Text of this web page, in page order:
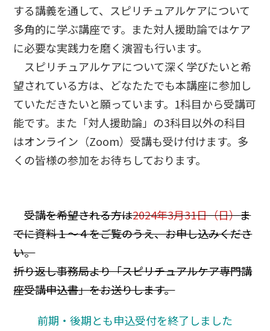
する講義を通して、スピリチュアルケアについて
多角的に学ぶ講座です。また対人援助論ではケア
に必要な実践力を磨く演習も行います。
スピリチュアルケアについて深く学びたいと希
望されている方は、どなたたでも本講座に参加し
ていただきたいと願っています。1科目から受講可
能です。また「対人援助論」の3科目以外の科目
はオンライン（Zoom）受講も受け付けます。多
くの皆様の参加をお待ちしております。
受講を希望される方は2024年3月31日（日）ま
でに資料１～４をご覧のうえ、お申し込みくださ
い。
折り返し事務局より「スピリチュアルケア専門講
座受講申込書」をお送りします。
前期・後期とも申込受付を終了しました